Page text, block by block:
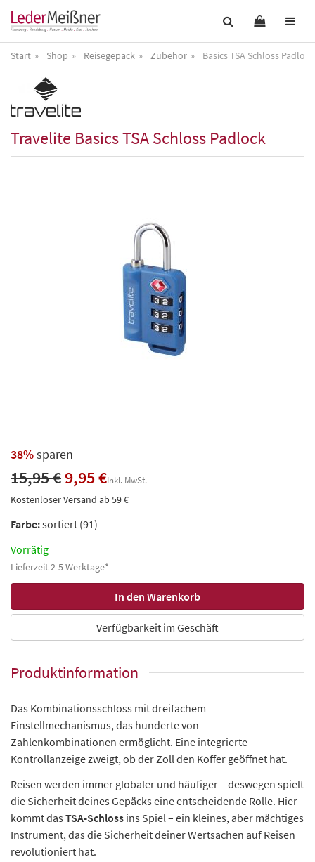
Start Shop Reisegepäck Zubehör Basics TSA Schloss Padlock
Travelite Basics TSA Schloss Padlock
38%sparen
15,95 €9,95 €Inkl. MwSt.
KostenloserVersand ab 59 €
Farbe:sortiert (91)
Vorrätig
Lieferzeit 2-5 Werktage*
Verfügbarkeit im Geschäft
Produktinformation
Das Kombinationsschloss mit dreifachem
Einstellmechanismus, das hunderte von
Zahlenkombinationen ermöglicht. Eine integrierte
Kontrollanzeige zweigt, ob der Zoll den Koffer geöffnet hat.
Reisen werden immer globaler und häufiger – deswegen spielt
die Sicherheit deines Gepäcks eine entscheidende Rolle. Hier
kommt dasTSA-Schloss ins Spiel – ein kleines, aber mächtiges
Instrument, das die Sicherheit deiner Wertsachen auf Reisen
revolutioniert hat.